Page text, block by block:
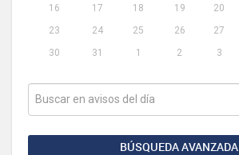
16
17 18 19 20
23
24 25 26 27
30
31 1 2 3
BÚSQUEDA AVANZADA